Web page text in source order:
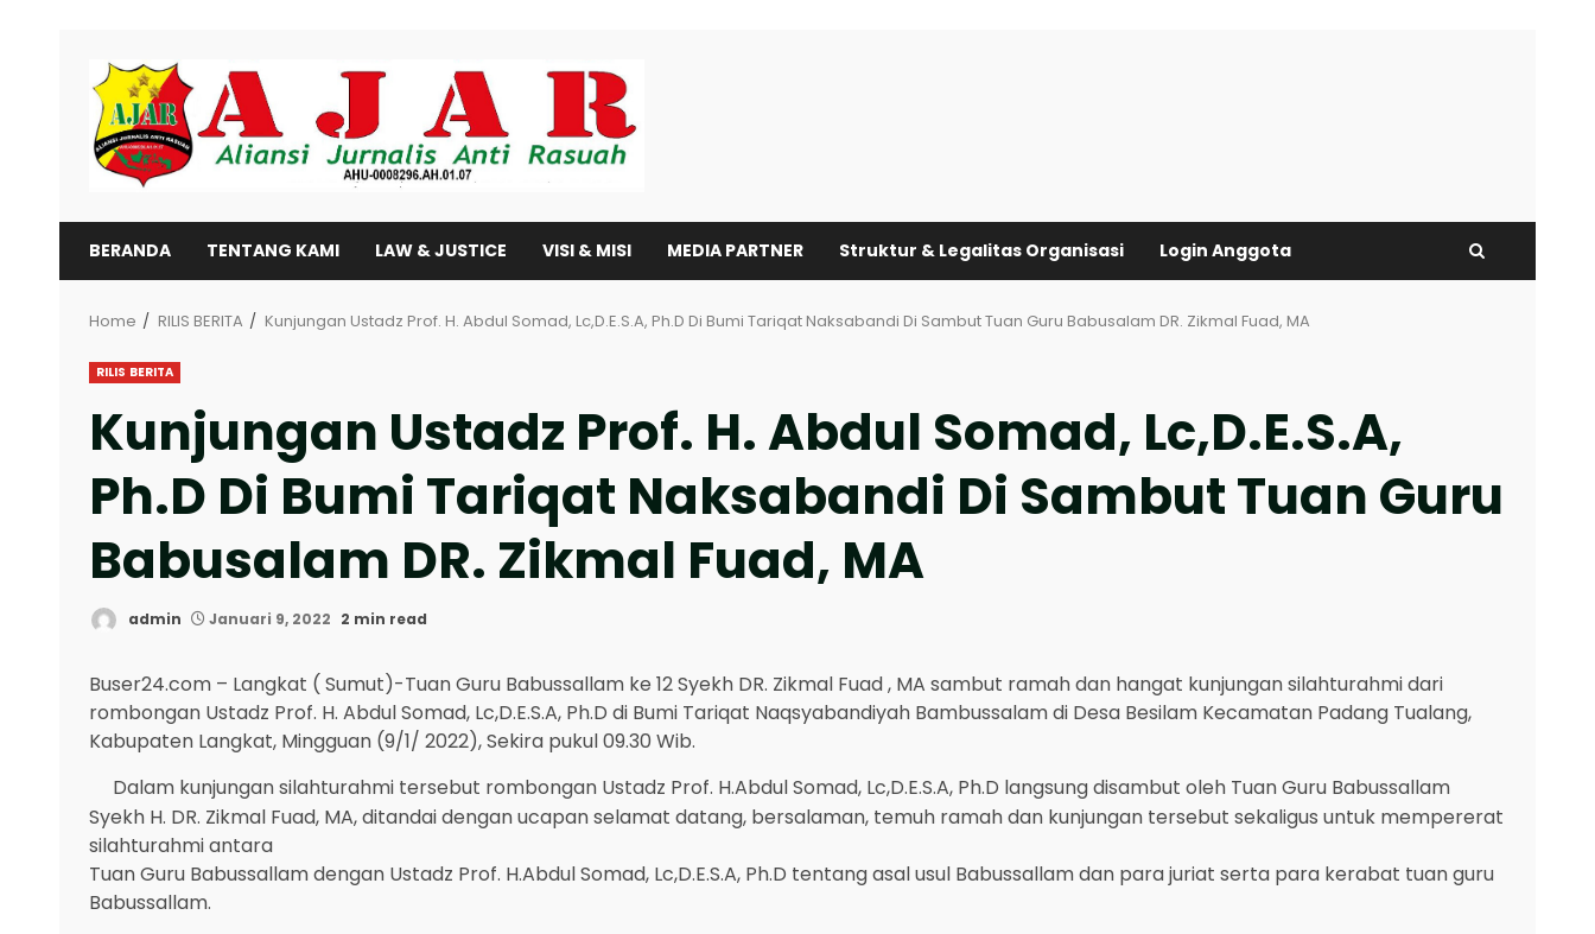
content
BERANDA TENTANG KAMI LAW & JUSTICE VISI & MISI MEDIA PARTNER Struktur & Legalitas Organisasi Login Anggota
Home RILIS BERITA Kunjungan Ustadz Prof. H. Abdul Somad, Lc,D.E.S.A, Ph.D Di Bumi Tariqat Naksabandi Di Sambut Tuan Guru Babusalam DR. Zikmal Fuad, MA
RILIS BERITA
Kunjungan Ustadz Prof. H. Abdul Somad, Lc,D.E.S.A,
Ph.D Di Bumi Tariqat Naksabandi Di Sambut Tuan Guru
Babusalam DR. Zikmal Fuad, MA
admin Januari 9, 2022 2 min read
Buser24.com – Langkat ( Sumut)-Tuan Guru Babussallam ke 12 Syekh DR. Zikmal Fuad , MA sambut ramah dan hangat kunjungan silahturahmi dari
rombongan Ustadz Prof. H. Abdul Somad, Lc,D.E.S.A, Ph.D di Bumi Tariqat Naqsyabandiyah Bambussalam di Desa Besilam Kecamatan Padang Tualang,
Kabupaten Langkat, Mingguan (9/1/ 2022), Sekira pukul 09.30 Wib.
Dalam kunjungan silahturahmi tersebut rombongan Ustadz Prof. H.Abdul Somad, Lc,D.E.S.A, Ph.D langsung disambut oleh Tuan Guru Babussallam
Syekh H. DR. Zikmal Fuad, MA, ditandai dengan ucapan selamat datang, bersalaman, temuh ramah dan kunjungan tersebut sekaligus untuk mempererat
silahturahmi antara
Tuan Guru Babussallam dengan Ustadz Prof. H.Abdul Somad, Lc,D.E.S.A, Ph.D tentang asal usul Babussallam dan para juriat serta para kerabat tuan guru
Babussallam.